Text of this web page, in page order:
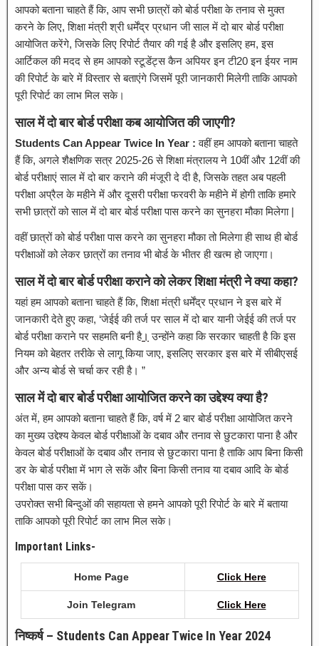
आपको बताना चाहते हैं कि, आप सभी छात्रों को बोर्ड परीक्षा के तनाव से मुक्त
करने के लिए, शिक्षा मंत्री श्री धर्मेंद्र प्रधान जी साल में दो बार बोर्ड परीक्षा
आयोजित करेंगे, जिसके लिए रिपोर्ट तैयार की गई है और इसलिए हम, इस
आर्टिकल की मदद से हम आपको स्टूडेंट्स कैन अपियर इन टी20 इन ईयर नाम
की रिपोर्ट के बारे में विस्तार से बताएंगे जिसमें पूरी जानकारी मिलेगी ताकि आपको
पूरी रिपोर्ट का लाभ मिल सके।
साल में दो बार बोर्ड परीक्षा कब आयोजित की जाएगी?
Students Can Appear Twice In Year :वहीं हम आपको बताना चाहते
हैं कि, अगले शैक्षणिक सत्र 2025-26 से शिक्षा मंत्रालय ने 10वीं और 12वीं की
बोर्ड परीक्षाएं साल में दो बार कराने की मंजूरी दे दी है, जिसके तहत अब पहली
परीक्षा अप्रैल के महीने में और दूसरी परीक्षा फरवरी के महीने में होगी ताकि हमारे
सभी छात्रों को साल में दो बार बोर्ड परीक्षा पास करने का सुनहरा मौका मिलेगा |
वहीं छात्रों को बोर्ड परीक्षा पास करने का सुनहरा मौका तो मिलेगा ही साथ ही बोर्ड
परीक्षाओं को लेकर छात्रों का तनाव भी बोर्ड के भीतर ही खत्म हो जाएगा।
साल में दो बार बोर्ड परीक्षा कराने को लेकर शिक्षा मंत्री ने क्या कहा?
यहां हम आपको बताना चाहते हैं कि, शिक्षा मंत्री धर्मेंद्र प्रधान ने इस बारे में
जानकारी देते हुए कहा, ‘जेईई की तर्ज पर साल में दो बार यानी जेईई की तर्ज पर
बोर्ड परीक्षा कराने पर सहमति बनी है। उन्होंने कहा कि सरकार चाहती है कि इस
नियम को बेहतर तरीके से लागू किया जाए, इसलिए सरकार इस बारे में सीबीएसई
और अन्य बोर्ड से चर्चा कर रही है। ”
साल में दो बार बोर्ड परीक्षा आयोजित करने का उद्देश्य क्या है?
अंत में, हम आपको बताना चाहते हैं कि, वर्ष में 2 बार बोर्ड परीक्षा आयोजित करने
का मुख्य उद्देश्य केवल बोर्ड परीक्षाओं के दबाव और तनाव से छुटकारा पाना है और
केवल बोर्ड परीक्षाओं के दबाव और तनाव से छुटकारा पाना है ताकि आप बिना किसी
डर के बोर्ड परीक्षा में भाग ले सकें और बिना किसी तनाव या दबाव आदि के बोर्ड
परीक्षा पास कर सकें।
उपरोक्त सभी बिन्दुओं की सहायता से हमने आपको पूरी रिपोर्ट के बारे में बताया
ताकि आपको पूरी रिपोर्ट का लाभ मिल सके।
Important Links-
Home Page Click Here
Join Telegram Click Here
निष्कर्ष – Students Can Appear Twice In Year 2024